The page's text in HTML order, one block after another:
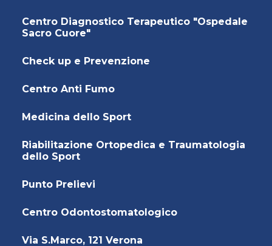
Centro Diagnostico Terapeutico "Ospedale
Sacro Cuore"
Check up e Prevenzione
Centro Anti Fumo
Medicina dello Sport
Riabilitazione Ortopedica e Traumatologia
dello Sport
Punto Prelievi
Centro Odontostomatologico
Via S.Marco, 121 Verona